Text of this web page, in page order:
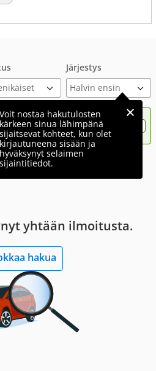
Järjestys
Voit nostaa hakutulosten
kärkeen sinua lähimpänä
sijaitsevat kohteet, kun olet
kirjautuneena sisään ja
hyväksynyt selaimen
sijaintitiedot.
Nosta ilmoituksesi tähän?
yhtään ilmoitusta.
hakua